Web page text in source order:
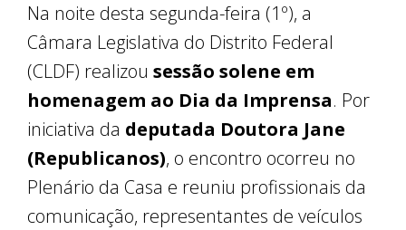
Na noite desta segunda-feira (1º), a
Câmara Legislativa do Distrito Federal
(CLDF) realizou sessão solene em
homenagem ao Dia da Imprensa. Por
iniciativa da deputada Doutora Jane
(Republicanos), o encontro ocorreu no
Plenário da Casa e reuniu profissionais da
comunicação, representantes de veículos